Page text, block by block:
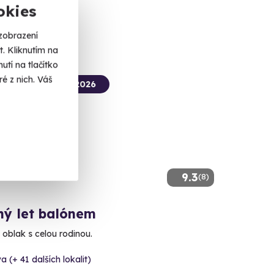
Kliknutím na
na tlačítko
z nich. Váš
9.3(8)
už 07. 08. 2026
let balónem
s celou rodinou.
(+ 41 dalších lokalit)